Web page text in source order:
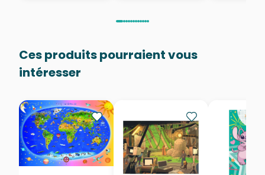
Ces produits pourraient vous
intéresser